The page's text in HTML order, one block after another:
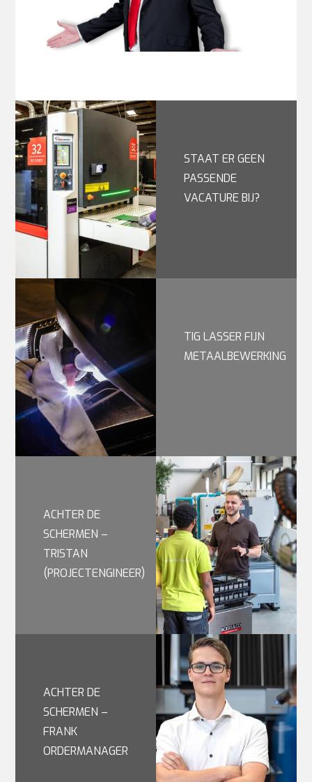
STAAT ER GEEN
PASSENDE
VACATURE BIJ?
TIG LASSER FIJN
METAALBEWERKING
ACHTER DE
SCHERMEN –
TRISTAN
(PROJECTENGINEER)
ACHTER DE
SCHERMEN –
FRANK
ORDERMANAGER